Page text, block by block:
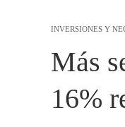
INVERSIONES Y
Más
16%